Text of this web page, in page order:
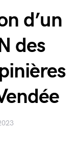
d’un
des